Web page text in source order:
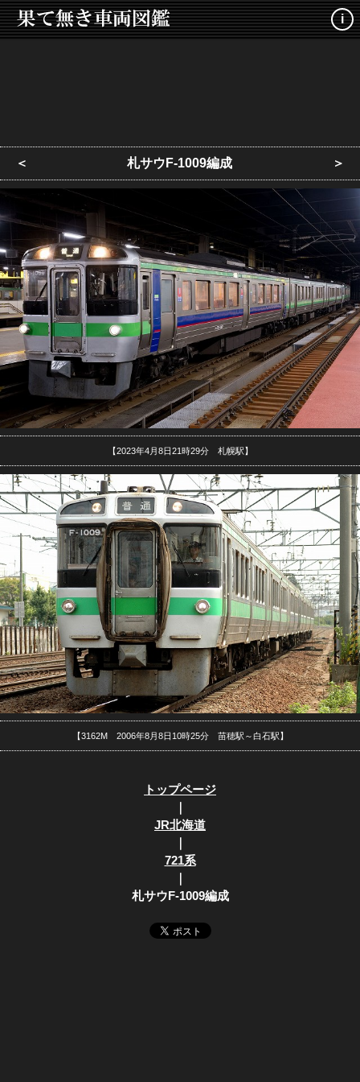
i
＜ 札サウF-1009編成 ＞
【2023年4月8日21時29分 札幌駅】
【3162M 2006年8月8日10時25分 苗穂駅～白石駅】
トップページ
｜
JR北海道
｜
721系
｜
札サウF-1009編成